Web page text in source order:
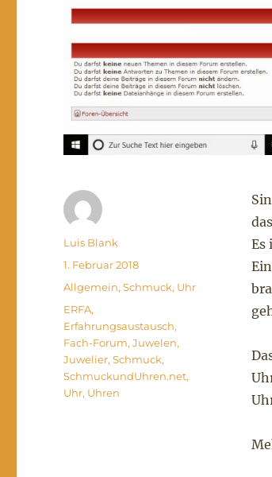
Es
Autor
Luis Blank
Veröffentlicht
am
1. Februar 2018
Kategorien
Allgemein,Schmuck, Uhr
Schlagwörter
ERFA,
Erfahrungsaustausch,
Fach-Forum,Juwelen,
Juwelier,Schmuck,
SchmuckundUhren.net,
Uhr, Uhren